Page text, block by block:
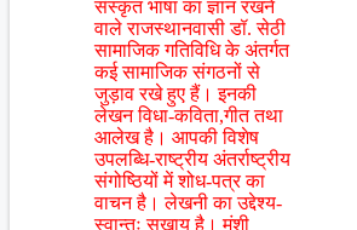
संस्कृत भाषा का ज्ञान रखने
वाले राजस्थानवासी डॉ. सेठी
सामाजिक गतिविधि के अंतर्गत
कई सामाजिक संगठनों से
जुड़ाव रखे हुए हैं। इनकी
लेखन विधा-कविता,गीत तथा
आलेख है। आपकी विशेष
उपलब्धि-राष्ट्रीय अंतर्राष्ट्रीय
संगोष्ठियों में शोध-पत्र का
वाचन है। लेखनी का उद्देश्य-
स्वान्तः सुखाय है। मुंशी